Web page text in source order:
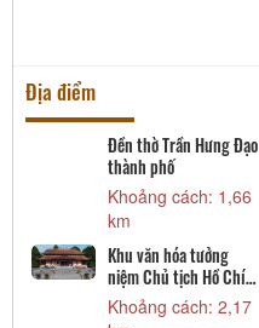
Địa điểm
Đền thờ Trần Hưng Đạo
thành phố
Khoảng cách: 1,66
km
Khu văn hóa tưởng
niệm Chủ tịch Hồ Chí
Minh
Khoảng cách: 2,17